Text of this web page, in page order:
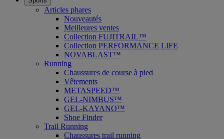
Articles phares
Nouveautés
Meilleures ventes
Collection FUJITRAIL™
Collection PERFORMANCE LIFE
NOVABLAST™
Running
Chaussures de course à pied
Vêtements
METASPEED™
GEL-NIMBUS™
GEL-KAYANO™
Shoe Finder
Trail Running
Chaussures trail running